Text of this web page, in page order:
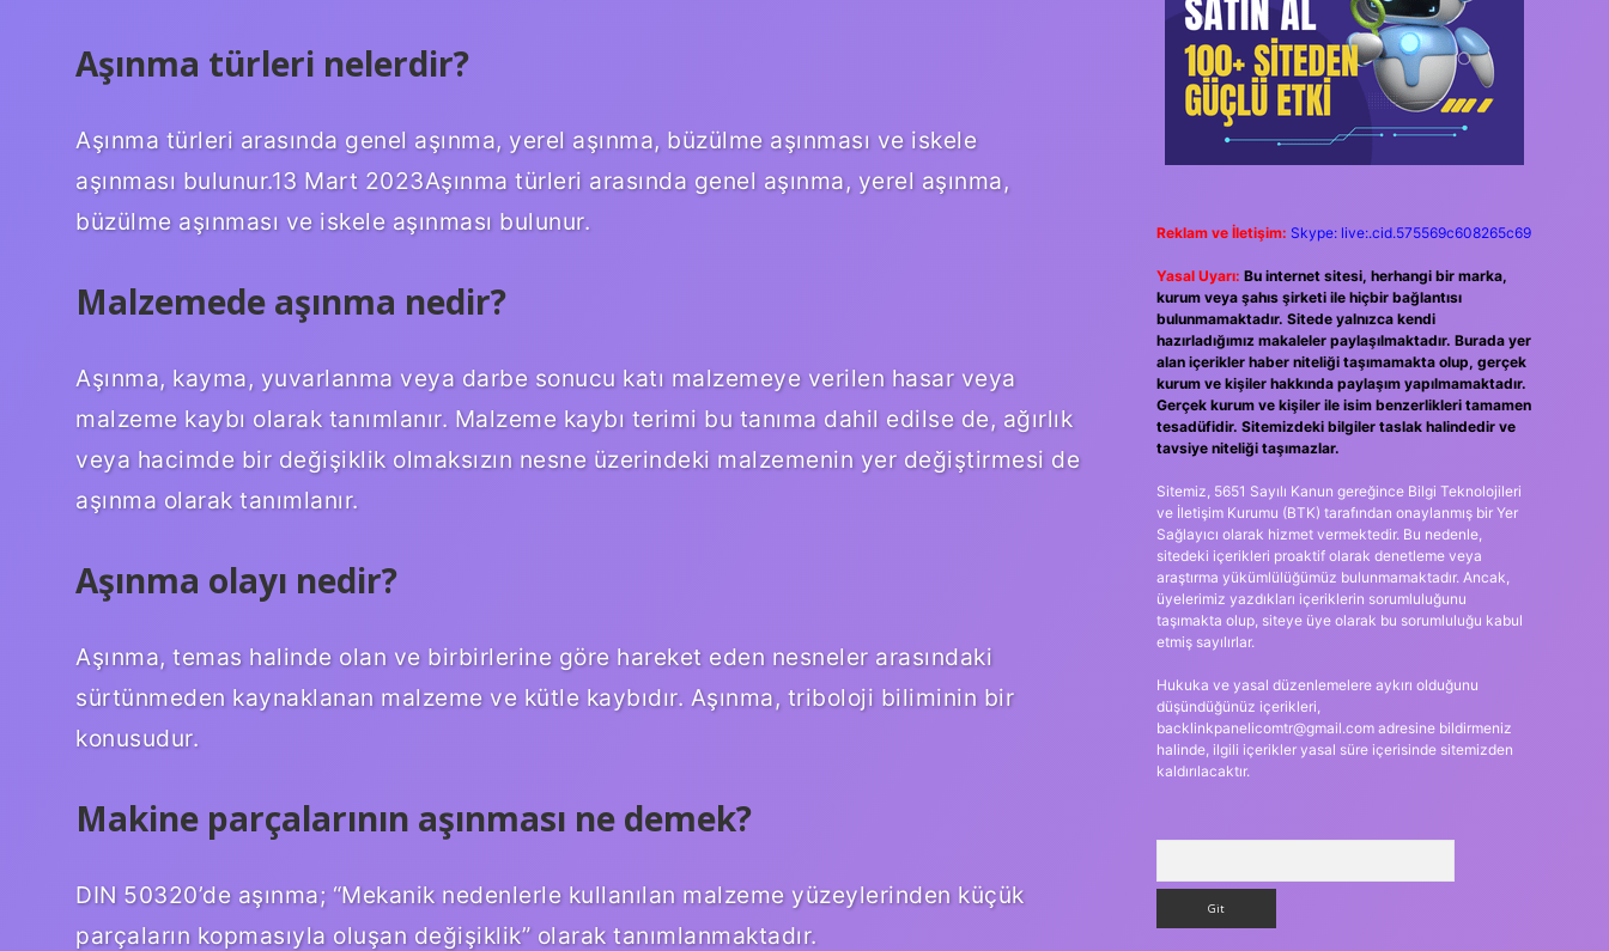
Aşınma türleri nelerdir?
Aşınma türleri arasında genel aşınma, yerel aşınma, büzülme aşınması ve iskele
aşınması bulunur.13 Mart 2023Aşınma türleri arasında genel aşınma, yerel aşınma,
büzülme aşınması ve iskele aşınması bulunur.
Malzemede aşınma nedir?
Aşınma, kayma, yuvarlanma veya darbe sonucu katı malzemeye verilen hasar veya
malzeme kaybı olarak tanımlanır. Malzeme kaybı terimi bu tanıma dahil edilse de, ağırlık
veya hacimde bir değişiklik olmaksızın nesne üzerindeki malzemenin yer değiştirmesi de
aşınma olarak tanımlanır.
Aşınma olayı nedir?
Aşınma, temas halinde olan ve birbirlerine göre hareket eden nesneler arasındaki
sürtünmeden kaynaklanan malzeme ve kütle kaybıdır. Aşınma, triboloji biliminin bir
konusudur.
Makine parçalarının aşınması ne demek?
DIN 50320’de aşınma; “Mekanik nedenlerle kullanılan malzeme yüzeylerinden küçük
parçaların kopmasıyla oluşan değişiklik” olarak tanımlanmaktadır.
Reklam ve İletişim: Skype: live:.cid.575569c608265c69
Yasal Uyarı: Bu internet sitesi, herhangi bir marka,
kurum veya şahıs şirketi ile hiçbir bağlantısı
bulunmamaktadır. Sitede yalnızca kendi
hazırladığımız makaleler paylaşılmaktadır. Burada yer
alan içerikler haber niteliği taşımamakta olup, gerçek
kurum ve kişiler hakkında paylaşım yapılmamaktadır.
Gerçek kurum ve kişiler ile isim benzerlikleri tamamen
tesadüfidir. Sitemizdeki bilgiler taslak halindedir ve
tavsiye niteliği taşımazlar.
Sitemiz, 5651 Sayılı Kanun gereğince Bilgi Teknolojileri
ve İletişim Kurumu (BTK) tarafından onaylanmış bir Yer
Sağlayıcı olarak hizmet vermektedir. Bu nedenle,
sitedeki içerikleri proaktif olarak denetleme veya
araştırma yükümlülüğümüz bulunmamaktadır. Ancak,
üyelerimiz yazdıkları içeriklerin sorumluluğunu
taşımakta olup, siteye üye olarak bu sorumluluğu kabul
etmiş sayılırlar.
Hukuka ve yasal düzenlemelere aykırı olduğunu
düşündüğünüz içerikleri,
backlinkpanelicomtr@gmail.comadresine bildirmeniz
halinde, ilgili içerikler yasal süre içerisinde sitemizden
kaldırılacaktır.